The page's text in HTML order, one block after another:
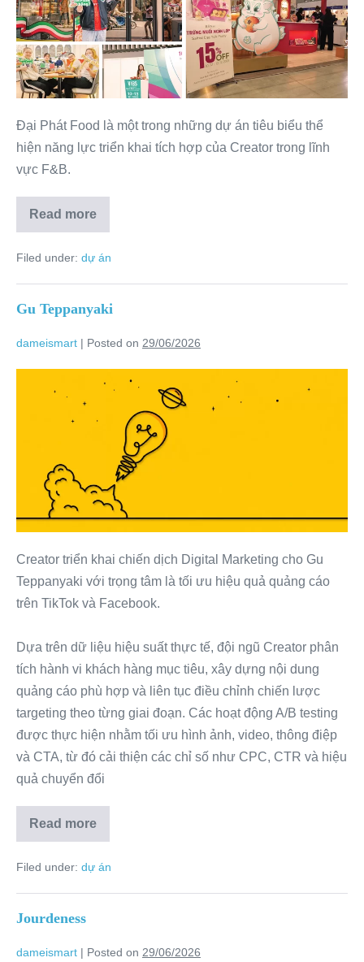
Đại Phát Food là một trong những dự án tiêu biểu thể
hiện năng lực triển khai tích hợp của Creator trong lĩnh
vực F&B.
Read more
Filed under: dự án
Gu Teppanyaki
dameismart | Posted on 29/06/2026
Creator triển khai chiến dịch Digital Marketing cho Gu
Teppanyaki với trọng tâm là tối ưu hiệu quả quảng cáo
trên TikTok và Facebook.
Dựa trên dữ liệu hiệu suất thực tế, đội ngũ Creator phân
tích hành vi khách hàng mục tiêu, xây dựng nội dung
quảng cáo phù hợp và liên tục điều chỉnh chiến lược
targeting theo từng giai đoạn. Các hoạt động A/B testing
được thực hiện nhằm tối ưu hình ảnh, video, thông điệp
và CTA, từ đó cải thiện các chỉ số như CPC, CTR và hiệu
quả chuyển đổi
Read more
Filed under: dự án
Jourdeness
dameismart | Posted on 29/06/2026